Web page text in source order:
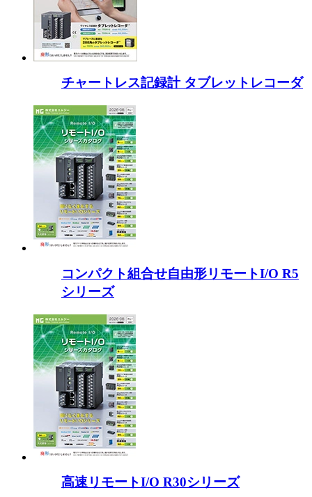
チャートレス記録計 タブレットレコーダ
コンパクト組合せ自由形リモートI/O R5
シリーズ
高速リモートI/O R30シリーズ